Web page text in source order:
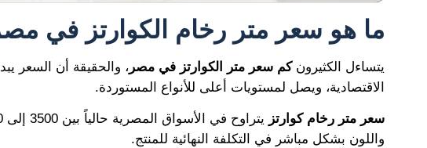
ما هو سعر متر رخام الكوارتز في
يتساءل الكثيرونكم سعر متر الكوارتز في مصر
الاقتصادية، ويصل لمستويات أعلى للأنواع المستوردة.
سعر متر رخام كوارتز
واللون بشكل مباشر في التكلفة النهائية للمنتج.